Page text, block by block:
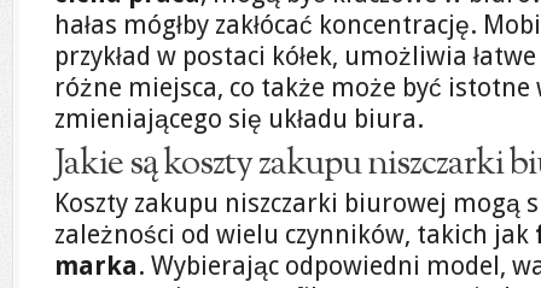
hałas mógłby zakłócać koncentrację.
przykład w postaci kółek, umożliwia
różne miejsca, co także może być istotne
zmieniającego się układu biura.
Jakie są koszty zakupu niszczarki
Koszty zakupu niszczarki biurowej mogą
zależności od wielu czynników, takich jak
marka. Wybierając odpowiedni model,